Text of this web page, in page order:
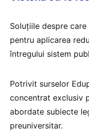
Soluțiile despre
pentru aplicarea
întregului sistem
Potrivit surselor
concentrat exclusiv
abordate subiecte
preuniversitar.